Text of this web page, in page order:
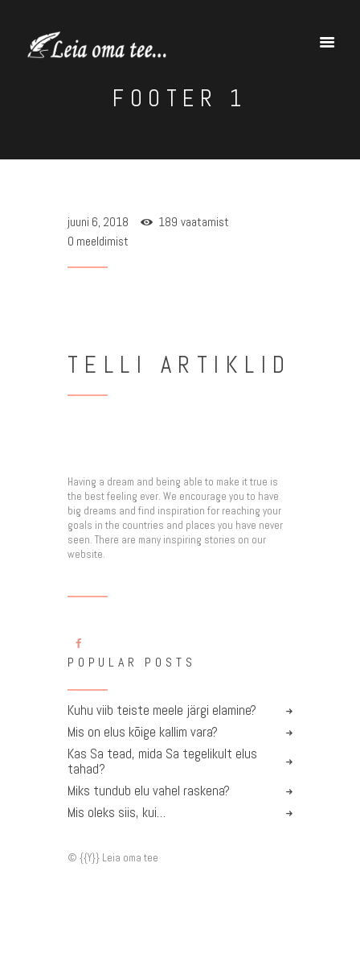
FOOTER 1
juuni 6, 2018 189 vaatamist
0 meeldimist
TELLI ARTIKLID
Having a dream and being able to make it true is
the best feeling ever. We encourage you to have
big dreams and find inspiration for reaching your
goals in the countries and places you have never
seen. There are many inspiring stories on our
website.
POPULAR POSTS
Kuhu viib teiste meele järgi elamine?
Mis on elus kõige kallim vara?
Kas Sa tead, mida Sa tegelikult elus
tahad?
Miks tundub elu vahel raskena?
Mis oleks siis, kui…
©️ {{Y}} Leia oma tee